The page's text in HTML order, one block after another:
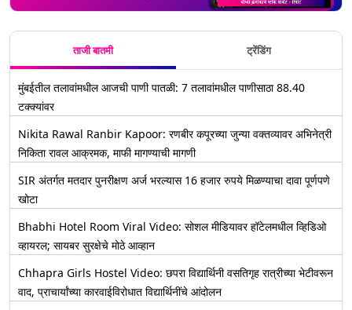
स्टॉक मार्केट - रिपोर्ट
ताजी बातमी ट्रेंडिंग
मुंबईतील तलावांमधील आजची पाणी पातळी: 7 तलावांमधील पाणीसाठा 88.40
टक्क्यांवर
Nikita Rawal Ranbir Kapoor: रणबीर कपूरच्या जुन्या वक्तव्यावर अभिनेत्री
निकिता रावल आक्रमक, माफी मागण्याची मागणी
SIR अंतर्गत मतदार पुनरीक्षण अर्ज भरल्यास 16 हजार रुपये मिळण्याचा दावा पूर्णपणे
खोटा
Bhabhi Hotel Room Viral Video: सोशल मीडियावर हॉटेलमधील व्हिडिओ
व्हायरल; सायबर सुरक्षेचे मोठे आव्हान
Chhapra Girls Hostel Video: छपरा विद्यार्थिनी वसतिगृह रात्रीच्या भेटीवरून
वाद, प्राचार्यांच्या कारवाईविरोधात विद्यार्थिनींचे आंदोलन